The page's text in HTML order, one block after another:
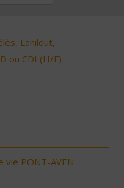
Lanildut,
ou CDI (H/F)
vie PONT-AVEN